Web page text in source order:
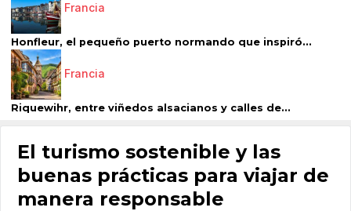
Francia
Honfleur, el pequeño puerto normando que inspiró...
Francia
Riquewihr, entre viñedos alsacianos y calles de...
El turismo sostenible y las
buenas prácticas para viajar de
manera responsable